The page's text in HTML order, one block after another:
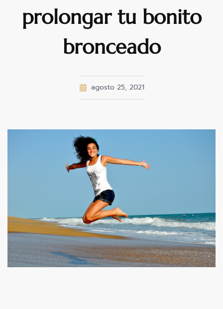
prolongar tu bonito
bronceado
agosto 25, 2021